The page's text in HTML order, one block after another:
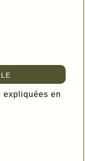
expliquées en